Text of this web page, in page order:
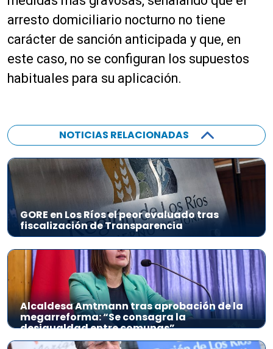
arresto domiciliario nocturno no tiene
carácter de sanción anticipada y que, en
este caso, no se configuran los supuestos
habituales para su aplicación.
NOTICIAS RELACIONADAS
GORE en Los Ríos el peor evaluado tras
fiscalización de Transparencia
Alcaldesa Amtmann tras aprobación de la
megarreforma: “Se consagra la
desigualdad entre comunas”